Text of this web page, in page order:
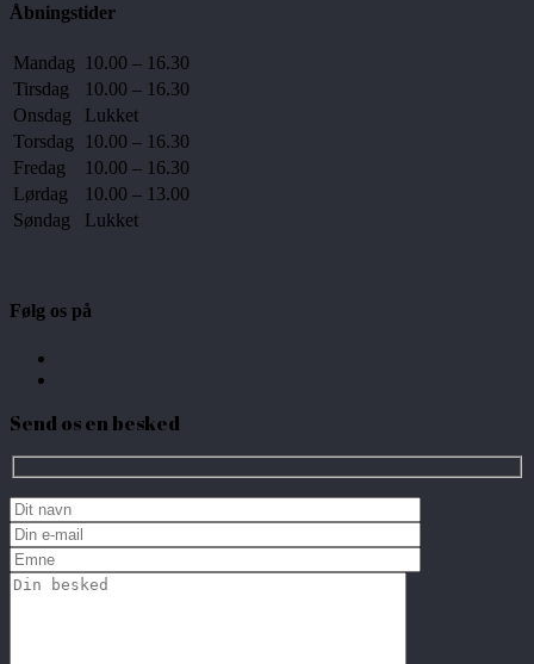
Åbningstider
Mandag
10.00 – 16.30
Tirsdag
10.00 – 16.30
Onsdag
Lukket
Torsdag
10.00 – 16.30
Fredag
10.00 – 16.30
Lørdag
10.00 – 13.00
Søndag
Lukket
Følg os på
Send os en besked